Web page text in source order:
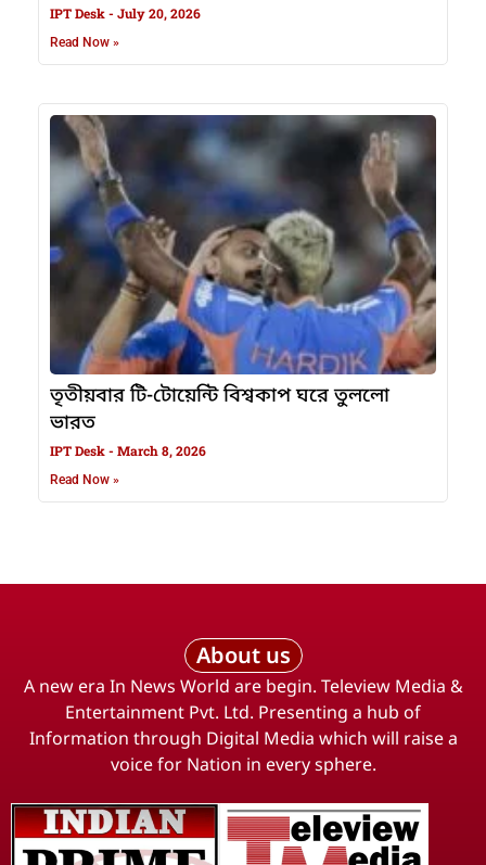
IPT Desk July 20, 2026
Read Now »
তৃতীয়বার টি-টোয়েন্টি বিশ্বকাপ ঘরে তুললো
ভারত
IPT Desk March 8, 2026
Read Now »
About us
A new era In News World are begin. Teleview Media &
Entertainment Pvt. Ltd. Presenting a hub of
Information through Digital Media which will raise a
voice for Nation in every sphere.